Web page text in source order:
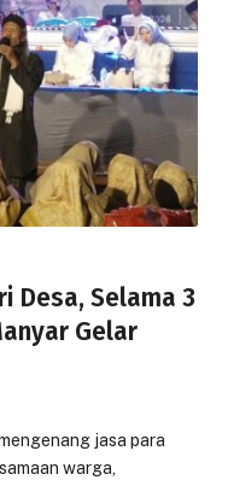
Desa, Selama 3
Gelar
jasa para
warga,